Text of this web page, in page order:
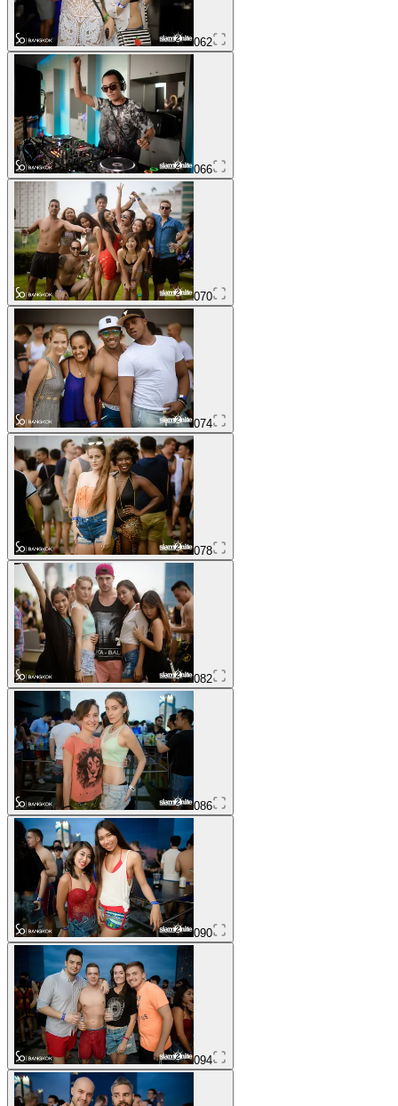
062
066
070
074
078
082
086
090
094